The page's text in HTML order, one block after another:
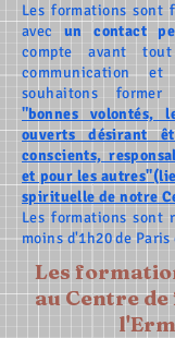
Les formations sont
avecun contact
compte avant
communication
souhaitons
"bonnes
ouverts désirant
conscients,
et pour les
spirituelle de notre
Les formations sont
moins d'1h20 de Paris
Les
au Centre